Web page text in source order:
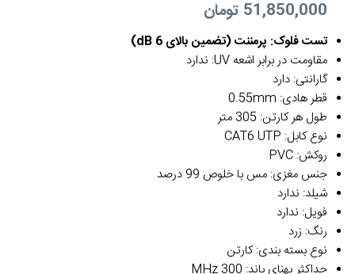
51,850,000 تومان
تست فلوک: پرمننت (تضمین بالای 6 dB)
مقاومت در برابر اشعه UV: ندارد
گارانتی: دارد
قطر هادی: 0.55mm
طول هر کارتن: 305 متر
نوع کابل: CAT6 UTP
روکش: PVC
جنس مغزی: مس با خلوص 99 درصد
شیلد: ندارد
فویل: ندارد
رنگ: زرد
نوع بسته بندی: کارتن
حداکثر پهنای باند: 300 MHz